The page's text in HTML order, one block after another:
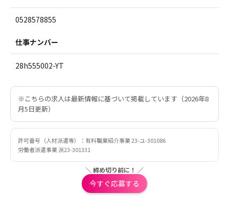
0528578855
仕事ナンバー
28h555002-YT
※こちらの求人は最新情報に基づいて掲載しています（2026年8
月5日更新）
許可番号（人材派遣等）：有料職業紹介事業 23-ユ-301086
労働者派遣事業 派23-301331
＼ 締め切り前に！ ／
今すぐ応募する